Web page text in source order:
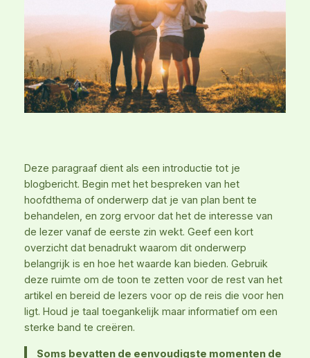
Deze paragraaf dient als een introductie tot je
blogbericht. Begin met het bespreken van het
hoofdthema of onderwerp dat je van plan bent te
behandelen, en zorg ervoor dat het de interesse van
de lezer vanaf de eerste zin wekt. Geef een kort
overzicht dat benadrukt waarom dit onderwerp
belangrijk is en hoe het waarde kan bieden. Gebruik
deze ruimte om de toon te zetten voor de rest van het
artikel en bereid de lezers voor op de reis die voor hen
ligt. Houd je taal toegankelijk maar informatief om een
sterke band te creëren.
Soms bevatten de eenvoudigste momenten de